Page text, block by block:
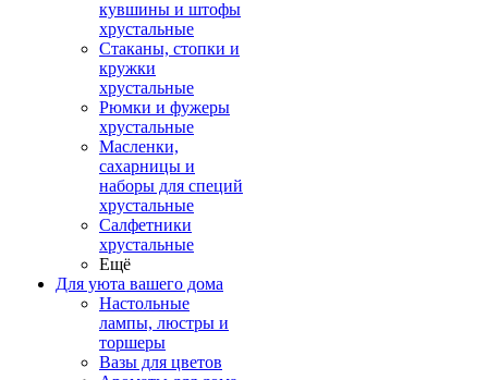
кувшины и штофы
хрустальные
Стаканы, стопки и
кружки
хрустальные
Рюмки и фужеры
хрустальные
Масленки,
сахарницы и
наборы для специй
хрустальные
Салфетники
хрустальные
Ещё
Для уюта вашего дома
Настольные
лампы, люстры и
торшеры
Вазы для цветов